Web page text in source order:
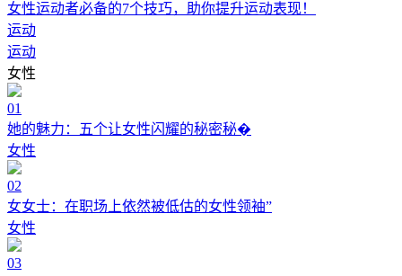
女性运动者必备的7个技巧，助你提升运动表现！
运动
运动
女性
01
她的魅力：五个让女性闪耀的秘密秘�
女性
02
女女士：在职场上依然被低估的女性领袖”
女性
03